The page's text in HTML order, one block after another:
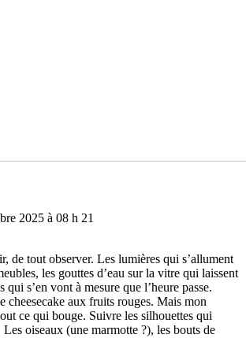
2025 à 08 h 21
de tout obser­ver. Les lumiè­res qui s’allu­ment
les gout­tes d’eau sur la vitre qui lais­sent
qui s’en vont à mesure que l’heure passe.
chee­se­cake aux fruits rouges. Mais mon
ce qui bouge. Suivre les sil­houet­tes qui
Les oiseaux (une mar­motte ?), les bouts de